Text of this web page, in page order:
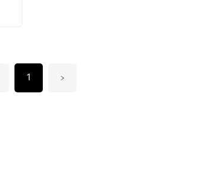
1 ›